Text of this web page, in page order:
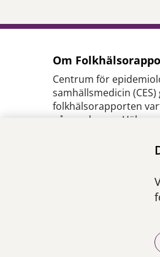
Om
Centrum för
samhällsmedicin
folkhälsorapporten
på uppdrag av Hälso-